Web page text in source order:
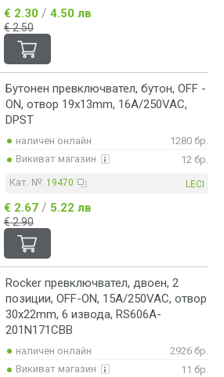
€ 2.30 / 4.50 лв
€ 2.50
Бутонен превключвател, бутон, OFF -
ON, отвор 19x13mm, 16A/250VAC,
DPST
наличен онлайн
1280 бр.
Викиват магазин
12 бр.
Кат. №: 19470 LECI
€ 2.67 / 5.22 лв
€ 2.90
Rocker превключвател, двоен, 2
позиции, OFF-ON, 15A/250VAC, отвор
30x22mm, 6 извода, RS606A-
201N171CBB
наличен онлайн
2926 бр.
Викиват магазин
11 бр.